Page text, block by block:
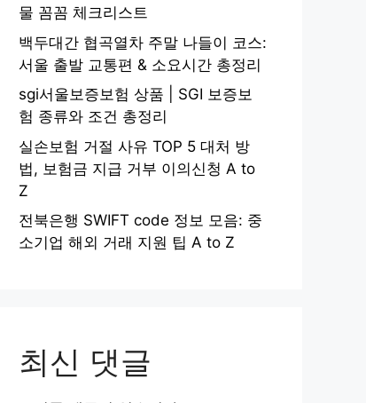
물 꼼꼼 체크리스트
백두대간 협곡열차 주말 나들이 코스:
서울 출발 교통편 & 소요시간 총정리
sgi서울보증보험 상품 | SGI 보증보
험 종류와 조건 총정리
실손보험 거절 사유 TOP 5 대처 방
법, 보험금 지급 거부 이의신청 A to
Z
전북은행 SWIFT code 정보 모음: 중
소기업 해외 거래 지원 팁 A to Z
최신 댓글